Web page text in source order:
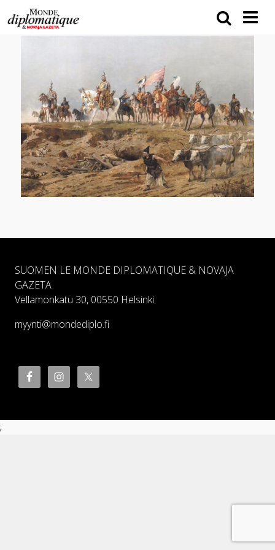
SUOMEN LE MONDE DIPLOMATIQUE & NOVAJA
GAZETA
Vellamonkatu 30, 00550 Helsinki
myynti@mondediplo.fi
;